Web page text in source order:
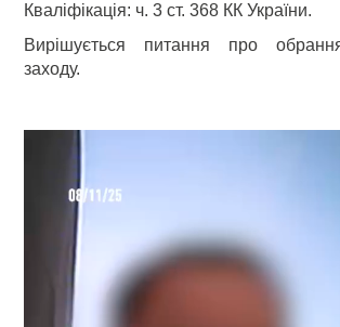
Кваліфікація: ч. 3 ст. 368 КК України.
Вирішується питання про
заходу.